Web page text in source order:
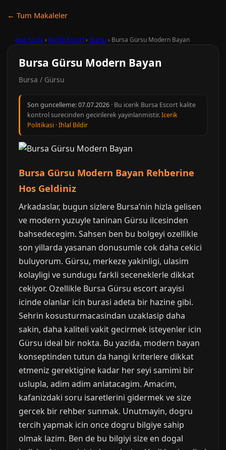
← Tum Makaleler
Ana Sayfa › Bursa Escort› Gürsu› Bursa Gürsu Modern Bayan
Bursa Gürsu Modern Bayan
Bursa / Gürsu
Son guncelleme:07.07.2026 · Bu icerik Bursa Escort kalite
kontrol surecinden gecirilerek yayinlanmistir.Icerik
Politikasi ·Ihlal Bildir
Bursa Gürsu Modern Bayan Rehberine
Hos Geldiniz
Arkadaslar, bugun sizlere Bursa’nin hizla gelisen
ve modern yuzuyle taninan Gürsu ilcesinden
bahsedecegim. Sahsen ben bu bolgeyi ozellikle
son yillarda yasanan donusumle cok daha cekici
buluyorum. Gürsu, merkeze yakinligi, ulasim
kolayligi ve sundugu farkli seceneklerle dikkat
cekiyor. Ozellikle Bursa Gürsu escort arayisi
icinde olanlar icin burasi adeta bir hazine gibi.
Sehrin kosusturmacasindan uzaklasip daha
sakin, daha kaliteli vakit gecirmek isteyenler icin
Gürsu ideal bir nokta. Bu yazida, modern bayan
konseptinden tutun da hangi kriterlere dikkat
etmeniz gerektigine kadar her seyi samimi bir
uslupla, adim adim anlatacagim. Amacim,
kafanizdaki soru isaretlerini gidermek ve size
gercek bir rehber sunmak. Unutmayin, dogru
tercih yapmak icin once dogru bilgiye sahip
olmak lazim. Ben de bu bilgiyi size en dogal